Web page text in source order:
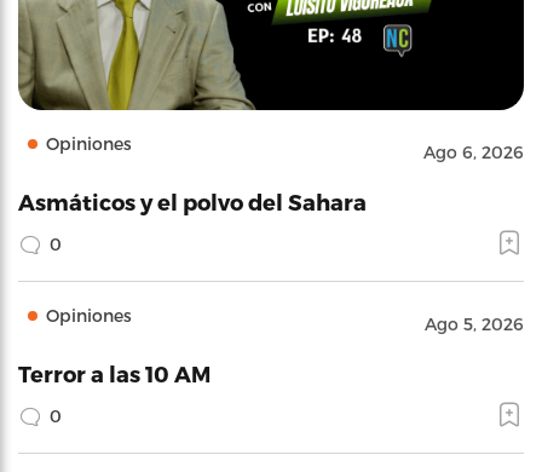
Opiniones Ago 6, 2026
Asmáticos y el polvo del Sahara
0
Opiniones Ago 5, 2026
Terror a las 10 AM
0